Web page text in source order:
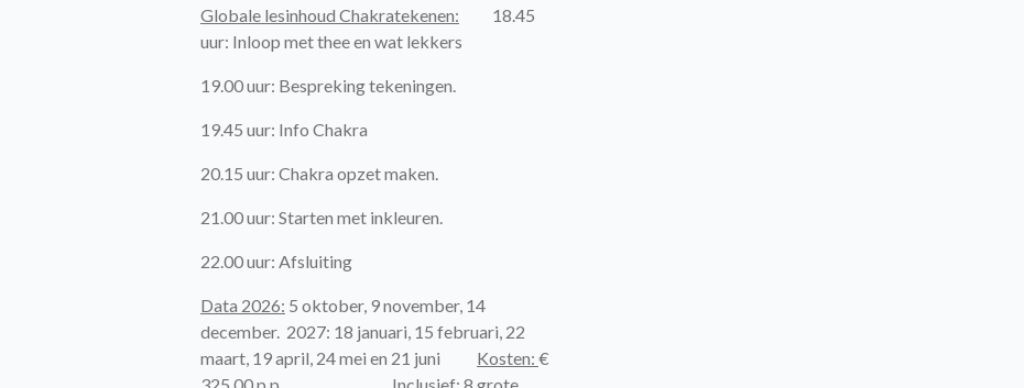
Globale lesinhoud Chakratekenen:
18.45
uur: Inloop met thee en wat lekkers
19.00 uur: Bespreking tekeningen.
19.45 uur: Info Chakra
20.15 uur: Chakra opzet maken.
21.00 uur: Starten met inkleuren.
22.00 uur: Afsluiting
Data 2026: 5 oktober, 9 november, 14
december. 2027: 18 januari, 15 februari, 22
maart, 19 april, 24 mei en 21 juni Kosten: €